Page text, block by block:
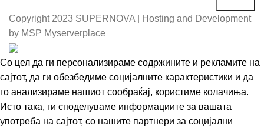
Copyright 2023 SUPERNOVA | Hosting and Development
by MSP Myserverplace
Со цел да ги персонализираме содржините и рекламите на
сајтот, да ги обезбедиме социјалните карактеристики и да
го анализираме нашиот сообраќај, користиме колачиња.
Исто така, ги споделуваме информациите за вашата
употреба на сајтот, со нашите партнери за социјални